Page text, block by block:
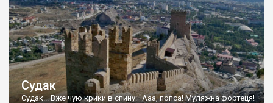
Судак
Судак... Вже чую крики в спину: "Ааа, попса! Муляжна фортеця!